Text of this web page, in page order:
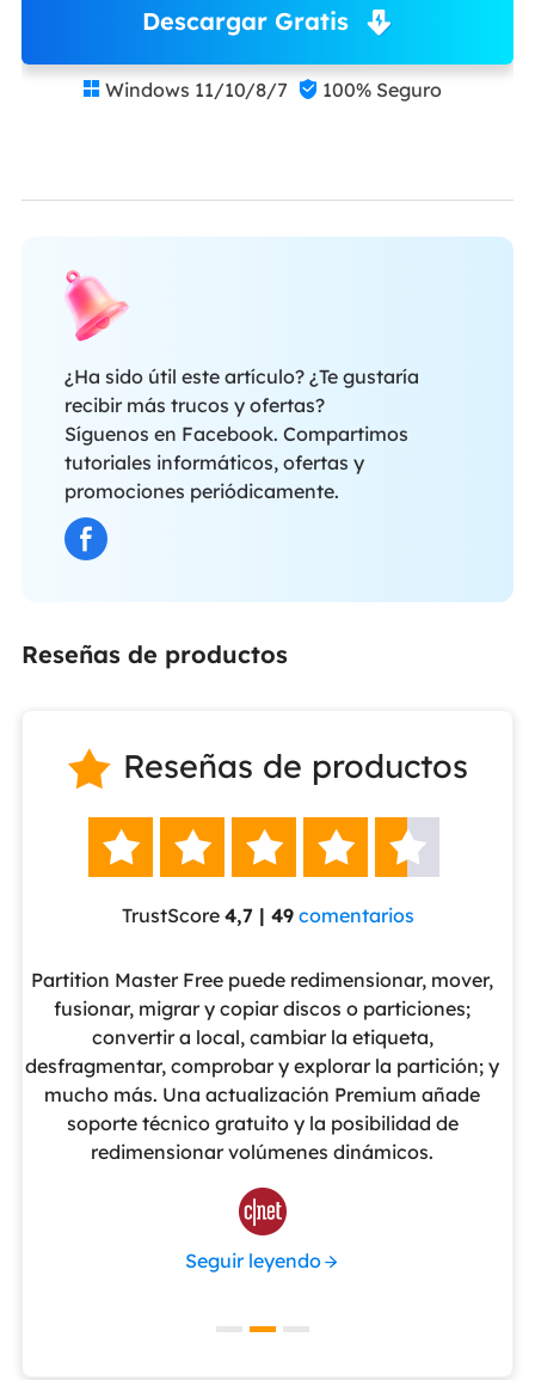
Descargar Gratis
 Windows 11/10/8/7  100% Seguro
¿Ha sido útil este artículo? ¿Te gustaría
recibir más trucos y ofertas?
Síguenos en Facebook. Compartimos
tutoriales informáticos, ofertas y
promociones periódicamente.
Reseñas de productos
 Reseñas de productos
    
TrustScore 4,7 | 49 comentarios
Partition Master Free puede redimensionar, mover,
fusionar, migrar y copiar discos o particiones;
convertir a local, cambiar la etiqueta,
desfragmentar, comprobar y explorar la partición; y
mucho más. Una actualización Premium añade
soporte técnico gratuito y la posibilidad de
redimensionar volúmenes dinámicos.

Seguir leyendo